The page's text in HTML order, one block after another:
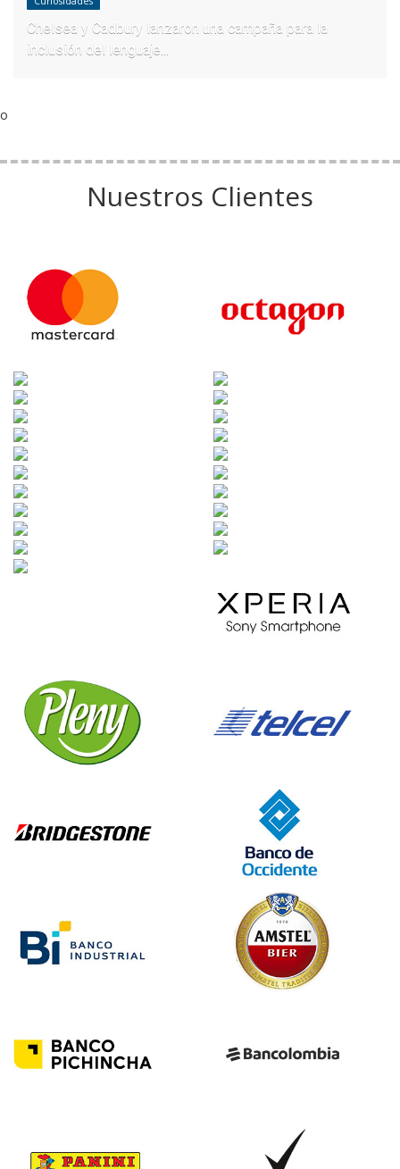
Chelsea y Cadbury lanzaron una campaña para la
inclusión del lenguaje...
o
Nuestros Clientes